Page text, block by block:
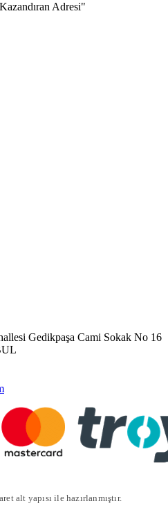
Adresi"
Gedikpaşa Cami Sokak No 16
alt yapısı ile hazırlanmıştır.